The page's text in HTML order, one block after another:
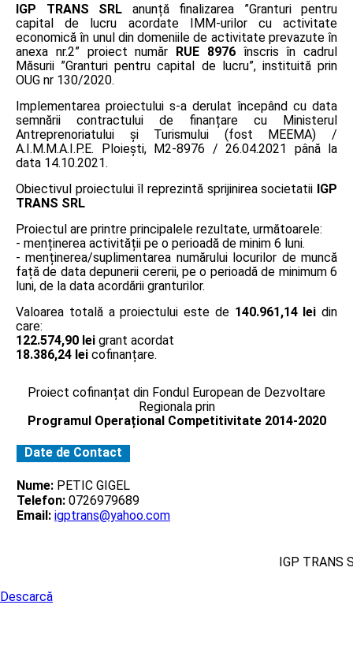
IGP TRANS SRL anunță finalizarea ”Granturi pentru
capital de lucru acordate IMM-urilor cu activitate
economică în unul din domeniile de activitate prevazute în
anexa nr.2” proiect număr RUE 8976înscris în cadrul
Măsurii ”Granturi pentru capital de lucru”, instituită prin
OUG nr 130/2020.
Implementarea proiectului s-a derulat începând cu data
semnării contractului de finanțare cu Ministerul
Antreprenoriatului și Turismului (fost MEEMA) /
A.I.M.M.A.I.P.E. Ploiești, M2-8976 / 26.04.2021 până la
data 14.10.2021.
Obiectivul proiectului îl reprezintă sprijinirea societatii IGP
TRANS SRL
Proiectul are printre principalele rezultate, următoarele:
- menținerea activității pe o perioadă de minim 6 luni.
- menținerea/suplimentarea numărului locurilor de muncă
față de data depunerii cererii, pe o perioadă de minimum 6
luni, de la data acordării granturilor.
Valoarea totală a proiectului este de 140.961,14 lei din
care:
122.574,90 lei grant acordat
18.386,24 lei cofinanțare.
Proiect cofinanțat din Fondul European de Dezvoltare
Regionala prin
Programul Operațional Competitivitate 2014-2020
Date de Contact
Nume: PETIC GIGEL
Telefon: 0726979689
Email: igptrans@yahoo.com
IGP TRANS
Descarcă